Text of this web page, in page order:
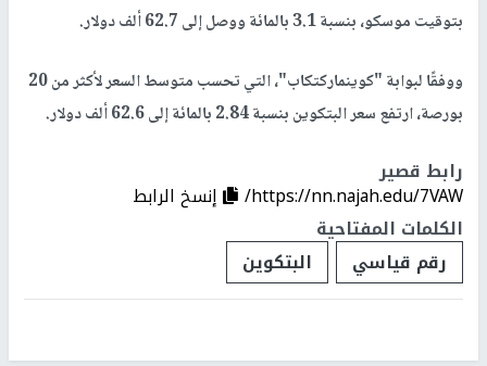
بتوقيت موسكو، بنسبة 3.1 بالمائة ووصل إلى 62.7 ألف دولار.
ووفقًا لبوابة "كوينماركتكاب"، التي تحسب متوسط ​​السعر لأكثر من 20
بورصة، ارتفع سعر البتكوين بنسبة 2.84 بالمائة إلى 62.6 ألف دولار.
رابط قصير
https://nn.najah.edu/7VAW/
إنسخ الرابط
الكلمات المفتاحية
رقم قياسي
البتكوين